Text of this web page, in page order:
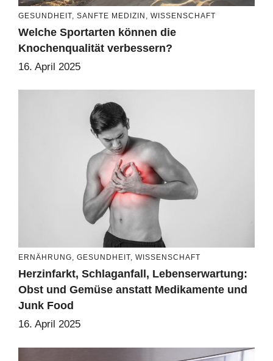
GESUNDHEIT, SANFTE MEDIZIN , WISSENSCHAFT
Welche Sportarten können die
Knochenqualität verbessern?
16. April 2025
ERNÄHRUNG, GESUNDHEIT, WISSENSCHAFT
Herzinfarkt, Schlaganfall, Lebenserwartung:
Obst und Gemüse anstatt Medikamente und
Junk Food
16. April 2025